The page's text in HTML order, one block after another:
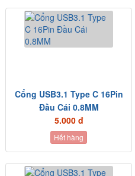
Cổng USB3.1 Type C 16Pin
Đầu Cái 0.8MM
5.000 đ
Hết hàng